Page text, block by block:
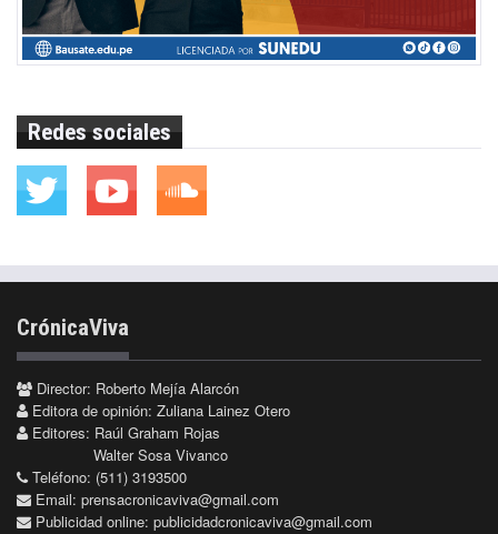
Redes sociales
CrónicaViva
Director: Roberto Mejía Alarcón
Editora de opinión: Zuliana Lainez Otero
Editores: Raúl Graham Rojas
Walter Sosa Vivanco
Teléfono: (511) 3193500
Email: prensacronicaviva@gmail.com
Publicidad online: publicidadcronicaviva@gmail.com